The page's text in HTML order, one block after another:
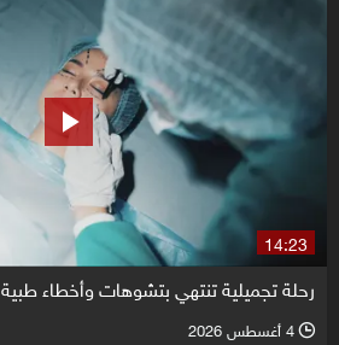
14:23
رحلة تجميلية تنتهي بتشوهات وأخطاء طبية
l 4 أغسطس 2026